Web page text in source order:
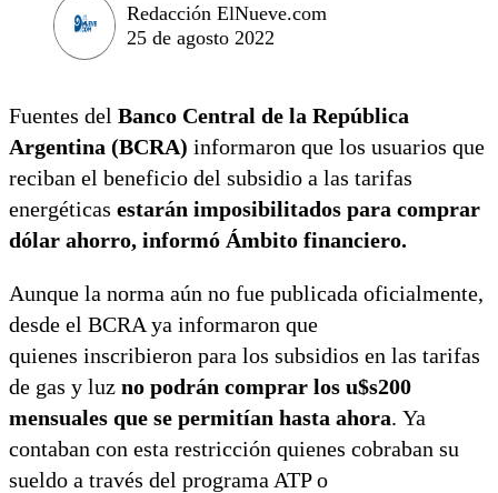
Redacción ElNueve.com
25 de agosto 2022
Fuentes del Banco Central de la República
Argentina (BCRA) informaron que los usuarios que
reciban el beneficio del subsidio a las tarifas
energéticas estarán imposibilitados para comprar
dólar ahorro, informó Ámbito financiero.
Aunque la norma aún no fue publicada oficialmente,
desde el BCRA ya informaron que
quienes inscribieron para los subsidios en las tarifas
de gas y luz no podrán comprar los u$s200
mensuales que se permitían hasta ahora. Ya
contaban con esta restricción quienes cobraban su
sueldo a través del programa ATP o